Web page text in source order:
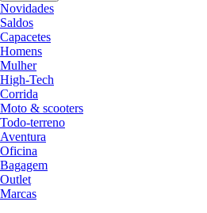
Novidades
Saldos
Capacetes
Homens
Mulher
High-Tech
Corrida
Moto & scooters
Todo-terreno
Aventura
Oficina
Bagagem
Outlet
Marcas